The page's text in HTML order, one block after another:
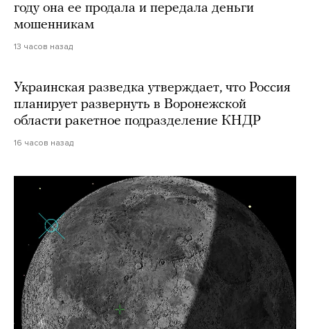
году она ее продала и передала деньги
мошенникам
13 часов назад
Украинская разведка утверждает, что Россия
планирует развернуть в Воронежской
области ракетное подразделение КНДР
16 часов назад